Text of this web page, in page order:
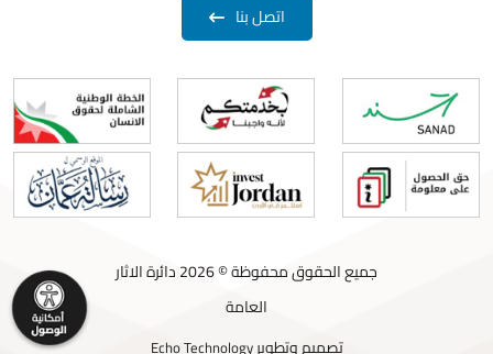
اتصل بنا
جميع الحقوق محفوظة © 2026 دائرة الاثار
العامة
تصميم وتطويرEcho Technology